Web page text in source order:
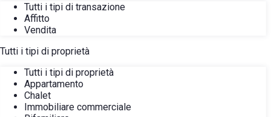
Tutti i tipi di transazione
Affitto
Vendita
Tutti i tipi di proprietà
Tutti i tipi di proprietà
Appartamento
Chalet
Immobiliare commerciale